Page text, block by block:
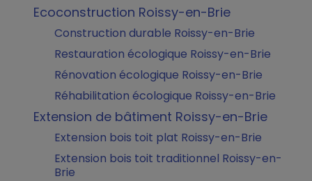
Ecoconstruction Roissy-en-Brie
Construction durable Roissy-en-Brie
Restauration écologique Roissy-en-Brie
Rénovation écologique Roissy-en-Brie
Réhabilitation écologique Roissy-en-Brie
Extension de bâtiment Roissy-en-Brie
Extension bois toit plat Roissy-en-Brie
Extension bois toit traditionnel Roissy-en-
Brie